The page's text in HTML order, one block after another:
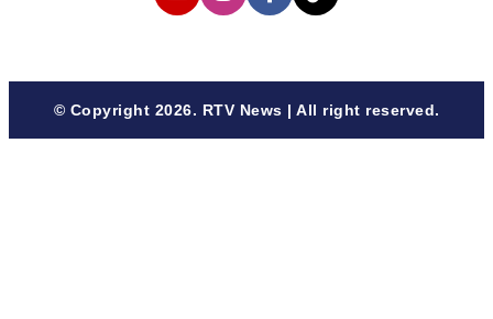
© Copyright 2026. RTV News | All right reserved.